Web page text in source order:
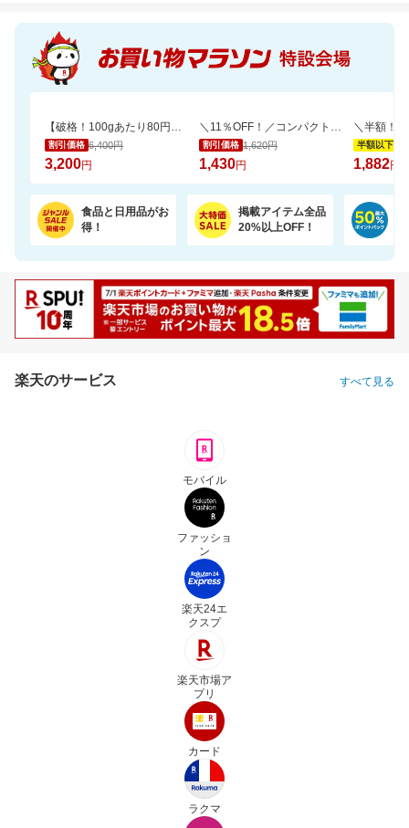
【破格！100gあたり80円（送料無料）】宮崎県産朝引き鶏むね肉4kg⇒3,200円！
割引価格 6,400円
3,200円
＼11％OFF！／コンパクトな2倍巻き！キッチンペーパー 12ロール
割引価格 1,620円
1,430円
半額以下
1,882円
食品と日用品がお
得！
掲載アイテム全品
20%以上OFF！
楽天のサービス すべて見る
モバイル
ファッショ
ン
楽天24エ
クスプ
楽天市場ア
プリ
カード
ラクマ